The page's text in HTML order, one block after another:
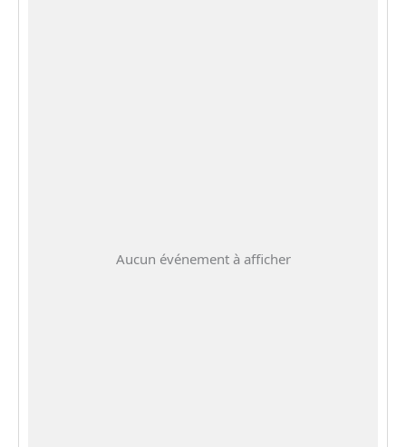
Aucun événement à afficher